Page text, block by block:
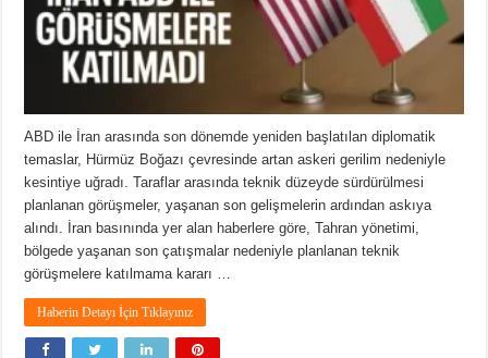
ABD ile İran arasında son dönemde yeniden başlatılan diplomatik
temaslar, Hürmüz Boğazı çevresinde artan askeri gerilim nedeniyle
kesintiye uğradı. Taraflar arasında teknik düzeyde sürdürülmesi
planlanan görüşmeler, yaşanan son gelişmelerin ardından askıya
alındı. İran basınında yer alan haberlere göre, Tahran yönetimi,
bölgede yaşanan son çatışmalar nedeniyle planlanan teknik
görüşmelere katılmama kararı …
Haberin Detayı İçin Tıklayınız